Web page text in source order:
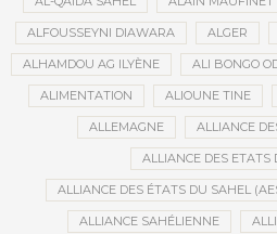
ALFOUSSEYNI DIAWARA ALGER
ALHAMDOU AG ILYÈNE ALI BONGO
ALIMENTATION ALIOUNE TINE
ALLEMAGNE ALLIANCE
ALLIANCE DES ETATS
ALLIANCE DES ÉTATS DU SAHEL
ALLIANCE SAHÉLIENNE